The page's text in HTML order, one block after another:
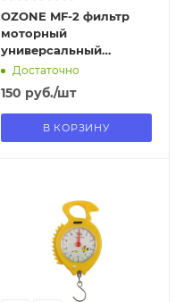
OZONE MF-2 фильтр
моторный
универсальный
320х200мм
Достаточно
150 руб./шт
В КОРЗИНУ
13.08.2026
В наличии в пункте
самовывоза